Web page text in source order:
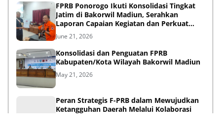
FPRB Ponorogo Ikuti Konsolidasi Tingkat
Jatim di Bakorwil Madiun, Serahkan
Laporan Capaian Kegiatan dan Perkuat
Sinergi Pentahelix
June 21, 2026
Konsolidasi dan Penguatan FPRB
Kabupaten/Kota Wilayah Bakorwil Madiun
May 21, 2026
Peran Strategis F-PRB dalam Mewujudkan
Ketangguhan Daerah Melalui Kolaborasi